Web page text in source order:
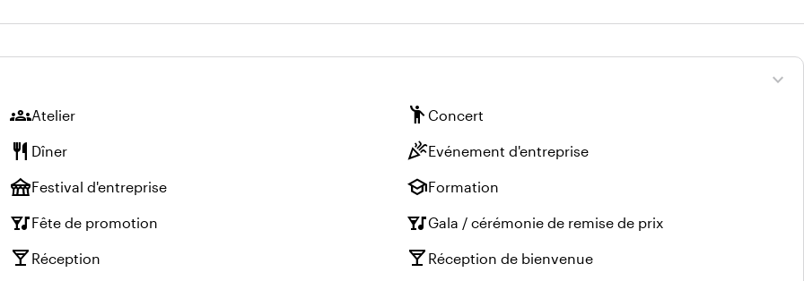
expand_more
groupsAtelier emoji_peopleConcert
restaurant Dîner celebrationEvénement d'entreprise
festivalFestival d'entreprise schoolFormation
nightlifeFête de promotion nightlifeGala / cérémonie de remise de prix
local_bar Réception local_bar Réception de bienvenue